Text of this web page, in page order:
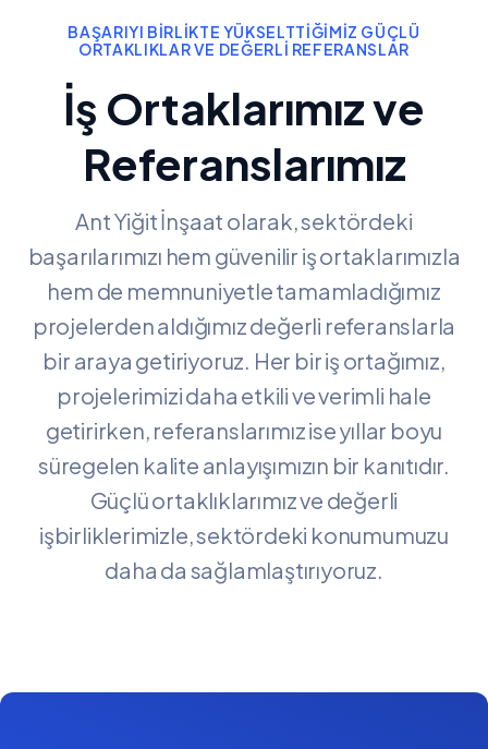
BAŞARIYI BIRLIKTE YÜKSELTTIĞIMIZ GÜÇLÜ
ORTAKLIKLAR VE DEĞERLI REFERANSLAR
İş Ortaklarımız ve
Referanslarımız
Ant Yiğit İnşaat olarak, sektördeki
başarılarımızı hem güvenilir iş ortaklarımızla
hem de memnuniyetle tamamladığımız
projelerden aldığımız değerli referanslarla
bir araya getiriyoruz. Her bir iş ortağımız,
projelerimizi daha etkili ve verimli hale
getirirken, referanslarımız ise yıllar boyu
süregelen kalite anlayışımızın bir kanıtıdır.
Güçlü ortaklıklarımız ve değerli
işbirliklerimizle, sektördeki konumumuzu
daha da sağlamlaştırıyoruz.